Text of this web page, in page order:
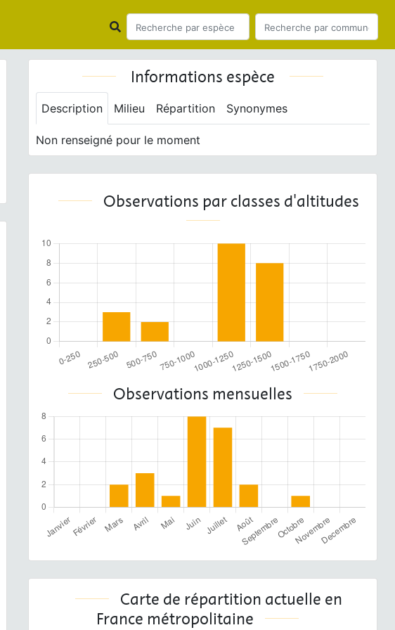
Informations espèce
Description Milieu Répartition Synonymes
Non renseigné pour le moment
Observations par classes d'altitudes
Observations mensuelles
Carte de répartition actuelle en
France métropolitaine